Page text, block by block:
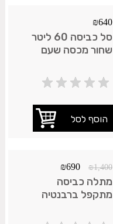
₪640
סל כביסה 60 ליטר
שחור מכסה שעם
₪1,400
₪690
מתלה כביסה
מתקפל ברבנטיה